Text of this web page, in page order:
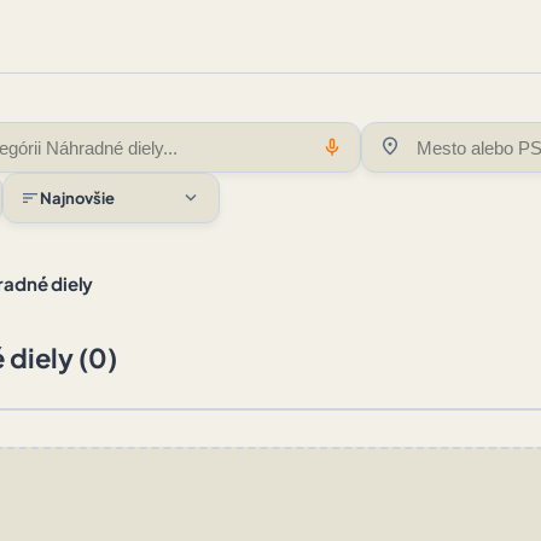
mic location_on
sortNajnovšie expand_more
diely
diely (0)